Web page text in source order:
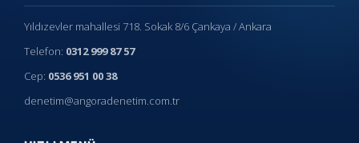
Yıldızevler mahallesi 718. Sokak 8/6 Çankaya / Ankara
Telefon: 0312 999 87 57
Cep: 0536 951 00 38
denetim@angoradenetim.com.tr